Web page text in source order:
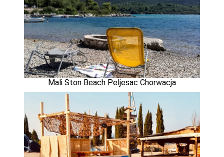
Mali Ston Beach Peljesac Chorwacja